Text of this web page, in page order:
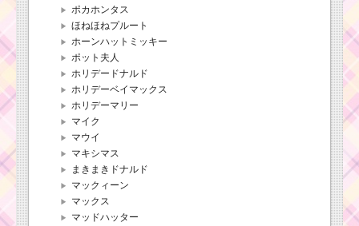
ポカホンタス
ほねほねプルート
ホーンハットミッキー
ポット夫人
ホリデードナルド
ホリデーベイマックス
ホリデーマリー
マイク
マウイ
マキシマス
まきまきドナルド
マックィーン
マックス
マッドハッター